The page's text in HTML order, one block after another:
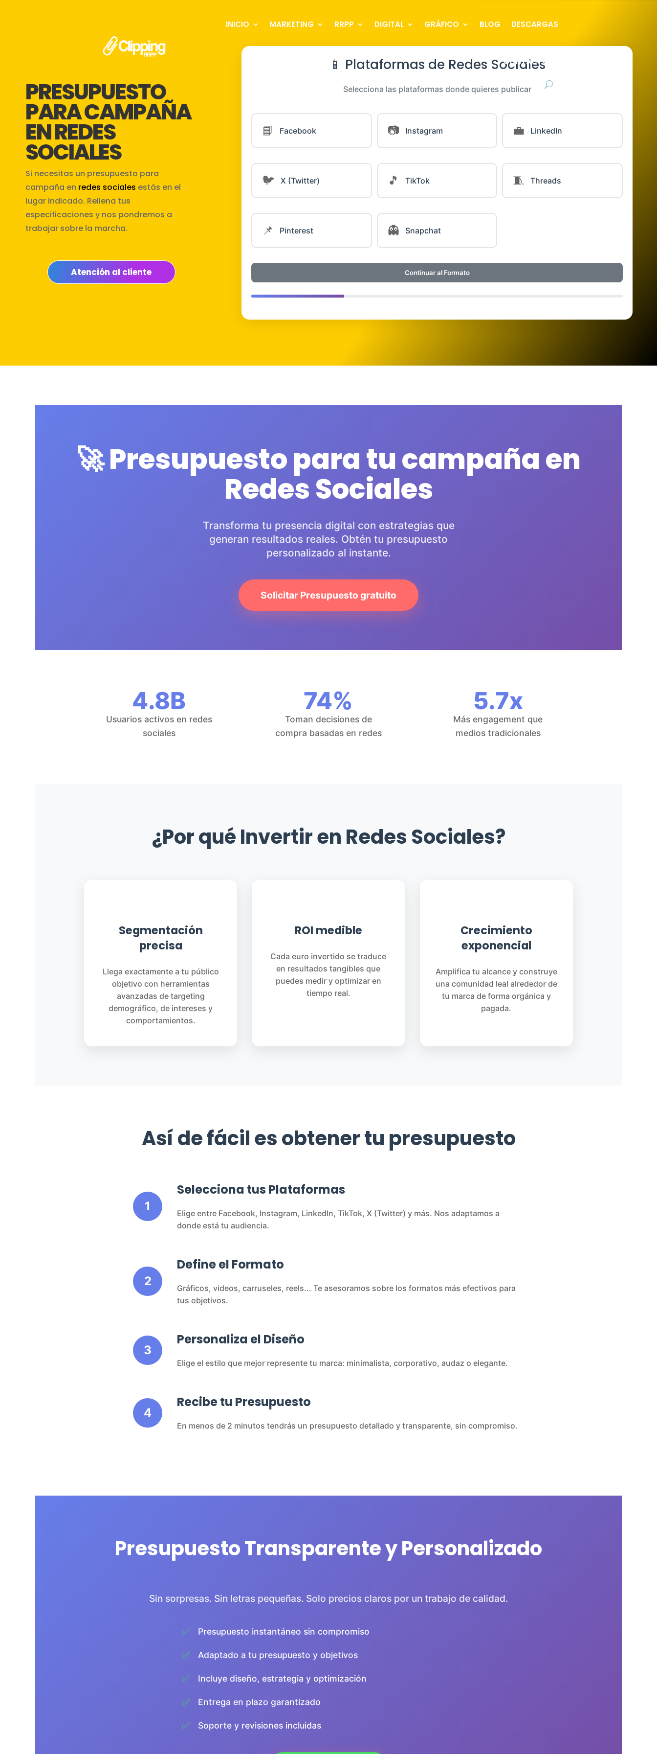
INICIO MARKETING RRPP DIGITAL GRÁFICO BLOG DESCARGAS
CONTACTO
PRESUPUESTO
PARA CAMPAÑA
EN REDES
SOCIALES
Si necesitas un presupuesto para
campaña en redes sociales estás en el
lugar indicado. Rellena tus
especificaciones y nos pondremos a
trabajar sobre la marcha.
Atención al cliente
📱 Plataformas de Redes Sociales
Selecciona las plataformas donde quieres publicar
📘 Facebook 📷 Instagram 💼 LinkedIn
🐦 X (Twitter) 🎵 TikTok 🧵 Threads
📌 Pinterest 👻 Snapchat
Continuar al Formato
🚀 Presupuesto para tu campaña en
Redes Sociales
Transforma tu presencia digital con estrategias que
generan resultados reales. Obtén tu presupuesto
personalizado al instante.
Solicitar Presupuesto gratuito
4.8B
Usuarios activos en redes
sociales
74%
Toman decisiones de
compra basadas en redes
5.7x
Más engagement que
medios tradicionales
¿Por qué Invertir en Redes Sociales?
Segmentación
precisa
Llega exactamente a tu público
objetivo con herramientas
avanzadas de targeting
demográfico, de intereses y
comportamientos.
ROI medible
Cada euro invertido se traduce
en resultados tangibles que
puedes medir y optimizar en
tiempo real.
Crecimiento
exponencial
Amplifica tu alcance y construye
una comunidad leal alrededor de
tu marca de forma orgánica y
pagada.
Así de fácil es obtener tu presupuesto
1
Selecciona tus Plataformas
Elige entre Facebook, Instagram, LinkedIn, TikTok, X (Twitter) y más. Nos adaptamos a
donde está tu audiencia.
2
Define el Formato
Gráficos, videos, carruseles, reels... Te asesoramos sobre los formatos más efectivos para
tus objetivos.
3
Personaliza el Diseño
Elige el estilo que mejor represente tu marca: minimalista, corporativo, audaz o elegante.
4
Recibe tu Presupuesto
En menos de 2 minutos tendrás un presupuesto detallado y transparente, sin compromiso.
Presupuesto Transparente y Personalizado
Sin sorpresas. Sin letras pequeñas. Solo precios claros por un trabajo de calidad.
✅ Presupuesto instantáneo sin compromiso
✅ Adaptado a tu presupuesto y objetivos
✅ Incluye diseño, estrategia y optimización
✅ Entrega en plazo garantizado
✅ Soporte y revisiones incluidas